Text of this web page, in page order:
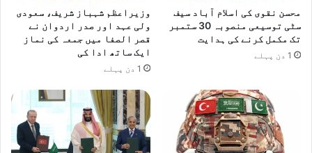
محسن نقوی کی اسلام آباد سیف
سٹی توسیعی منصوبہ 30 ستمبر
تک مکمل کرنے کی ہدایت
1 دن پہلے
وزیراعظم شہباز شریف، سعودی
ولی عہد اور صدر اردوان نے
قصر الصفا میں جمعہ کی نماز
ایک ساتھ ادا کی
1 دن پہلے